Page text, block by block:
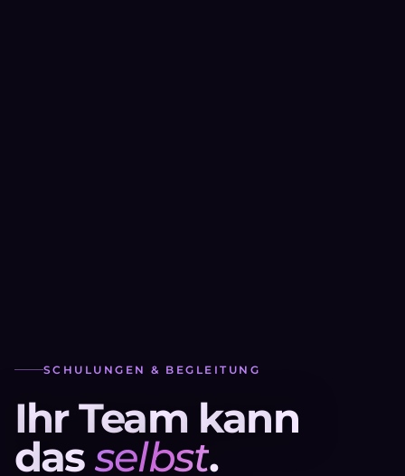
SCHULUNGEN & BEGLEITUNG
Ihr Team kann
das selbst.